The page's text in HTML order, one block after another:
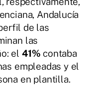
Andalucía
de las
las
el 41% contaba
empleadas y el
en plantilla.